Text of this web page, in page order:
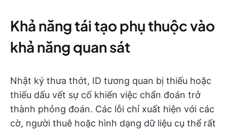
Khả năng tái tạo phụ thuộc vào
khả năng quan sát
Nhật ký thưa thớt, ID tương quan bị thiếu hoặc
thiếu dấu vết sự cố khiến việc chẩn đoán trở
thành phỏng đoán. Các lỗi chỉ xuất hiện với các
cờ, người thuê hoặc hình dạng dữ liệu cụ thể rất